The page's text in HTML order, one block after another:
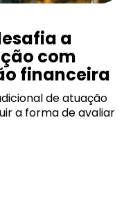
a
com
financeira
de atuação
a forma de avaliar